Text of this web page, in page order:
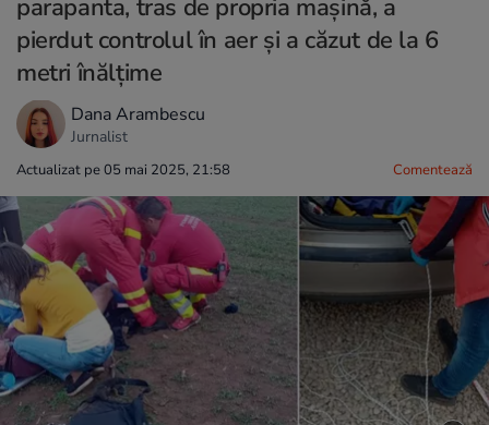
parapanta, tras de propria mașină, a
pierdut controlul în aer și a căzut de la 6
metri înălțime
Dana Arambescu
Jurnalist
Actualizat pe 05 mai 2025, 21:58 Comentează